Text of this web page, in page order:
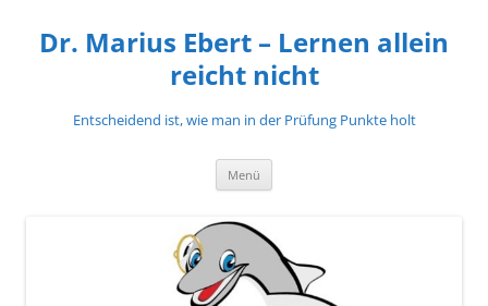
springen
Dr. Marius Ebert – Lernen allein
reicht nicht
Entscheidend ist, wie man in der Prüfung Punkte holt
Menü